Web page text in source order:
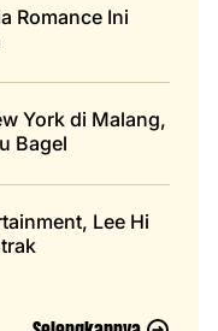
Romance Ini
York di Malang,
Bagel
Lee Hi